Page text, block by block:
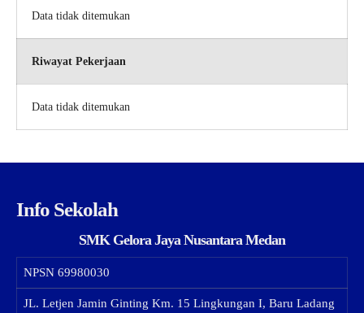
Data tidak ditemukan
Riwayat Pekerjaan
Data tidak ditemukan
Info Sekolah
SMK Gelora Jaya Nusantara Medan
NPSN 69980030
JL. Letjen Jamin Ginting Km. 15 Lingkungan I, Baru Ladang